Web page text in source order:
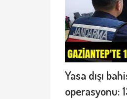
Yasa dışı
operasyonu: